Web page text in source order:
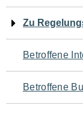
für
den
Zu
Betroffene
Betroffene